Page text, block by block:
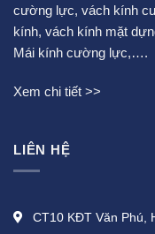
cường lực, vách kính
kính, vách kính mặt
Mái kính cường lực,….
Xem chi tiết >>
LIÊN HỆ
CT10 KĐT Văn Phú,